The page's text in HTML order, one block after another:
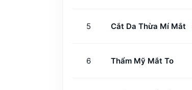
5 Cắt Da Thừa Mí Mắt
6 Thẩm Mỹ Mắt To